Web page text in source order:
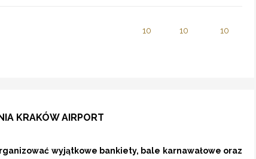
10 10 10
KRAKÓW AIRPORT
wyjątkowe bankiety, bale karnawałowe oraz